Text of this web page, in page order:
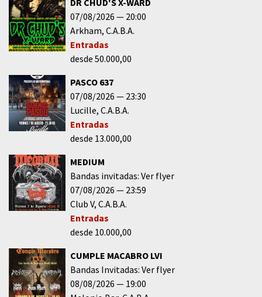
07/08/2026
20:00
Arkham C.A.B.A.
Entradas
desde 50.000,00
PASCO 637
07/08/2026
23:30
Lucille C.A.B.A.
Entradas
desde 13.000,00
MEDIUM
Bandas invitadas: Ver flyer
07/08/2026
23:59
Club V C.A.B.A.
Entradas
desde 10.000,00
CUMPLE MACABRO LVI
Bandas Invitadas: Ver flyer
08/08/2026
19:00